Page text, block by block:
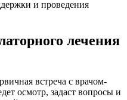
и проведения
лечения
встреча с врачом-
осмотр, задаст вопросы и